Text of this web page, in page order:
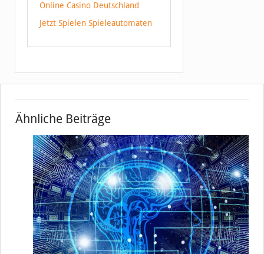
Online Casino Deutschland
Jetzt Spielen Spieleautomaten
Ähnliche Beiträge